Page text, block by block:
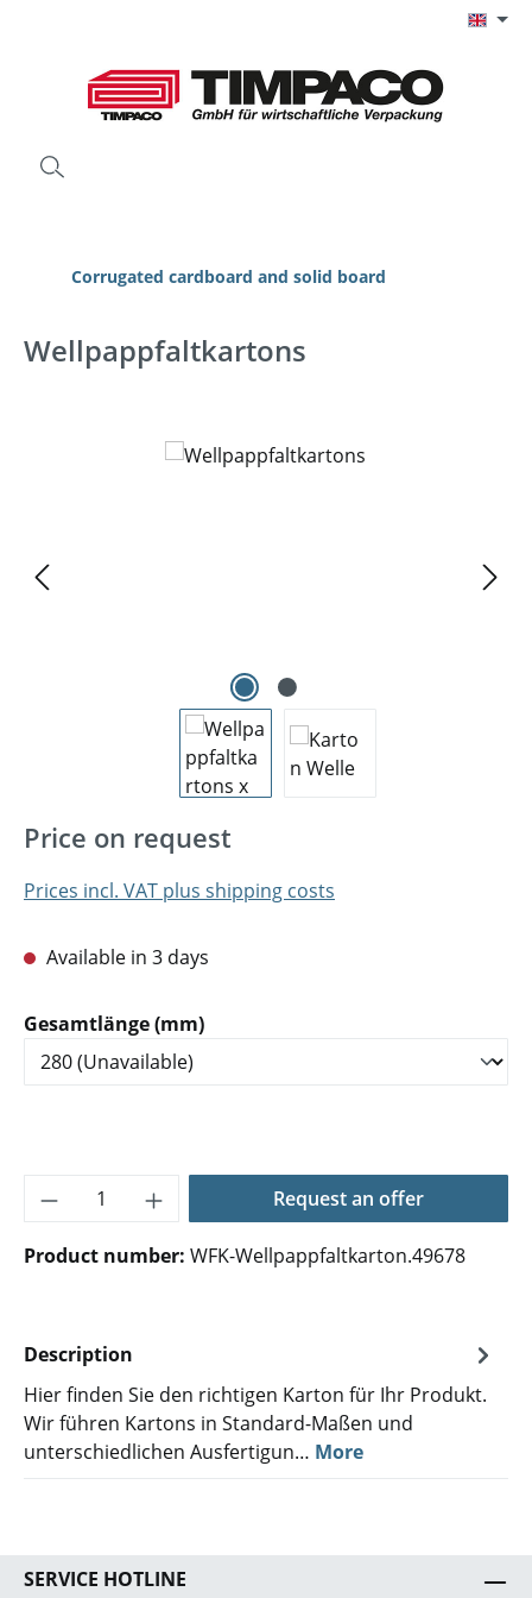
Corrugated cardboard and solid board
Wellpappfaltkartons
Skip image gallery
Price on request
Prices incl. VAT plus shipping costs
Available in 3 days
Select
Gesamtlänge (mm)
Product Quantity: Enter the desired
Request an offer
Product number: WFK-Wellpappfaltkarton.49678
Description
Hier finden Sie den richtigen Karton für Ihr Produkt.
Wir führen Kartons in Standard-Maßen und
unterschiedlichen Ausfertigun… More
SERVICE HOTLINE